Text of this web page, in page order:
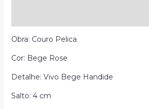
Obra: Couro Pelica
Cor: Bege Rose
Detalhe: Vivo Bege Handide
Salto: 4 cm